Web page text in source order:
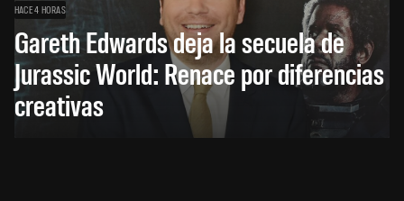
HACE 4 HORAS
Gareth Edwards deja la secuela de
Jurassic World: Renace por diferencias
creativas